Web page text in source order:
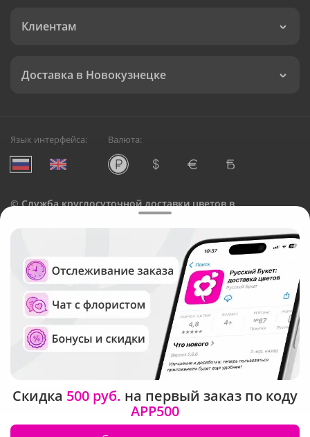
Клиентам
Доставка в Новокузнецке
Язык интерфейса: Валюта:
©Служба круглосуточной доставки цветов в
Русский Букет, 2026
Общество с ограниченной ответственностью «Технология»
ОГРН: 1195476081745, ИНН: 5410081997
Юридический адрес: г. Новосибирск, ул. Ипподромская,
д.42, оф. 3
Рейтинг Русского букета в г. Новокузнецк
Скидка 500 руб. на первый заказ по коду
APP500